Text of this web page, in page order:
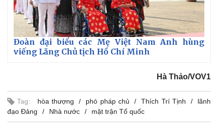
Đoàn đại biểu các Mẹ Việt Nam Anh hùng
viếng Lăng Chủ tịch Hồ Chí Minh
Hà Thảo/VOV1
Tag: hòa thượng phó pháp chủ Thích Trí Tịnh
lãnh
đạo Đảng
Nhà nước mặt trận Tổ quốc